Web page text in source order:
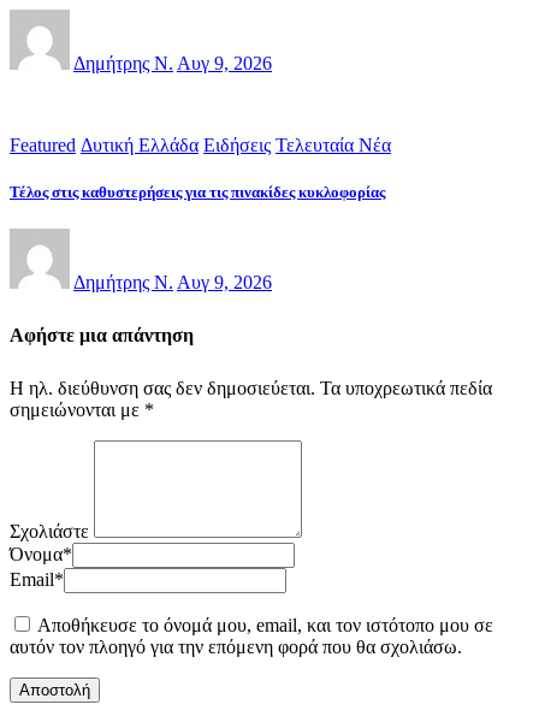
Δημήτρης Ν. Αυγ 9, 2026
Featured Δυτική Ελλάδα Ειδήσεις Τελευταία Νέα
Τέλος στις καθυστερήσεις για τις πινακίδες κυκλοφορίας
Δημήτρης Ν. Αυγ 9, 2026
Αφήστε μια απάντηση
Η ηλ. διεύθυνση σας δεν δημοσιεύεται. Τα υποχρεωτικά πεδία
σημειώνονται με *
Σχολιάστε
Όνομα*
Email*
Αποθήκευσε το όνομά μου, email, και τον ιστότοπο μου σε
αυτόν τον πλοηγό για την επόμενη φορά που θα σχολιάσω.